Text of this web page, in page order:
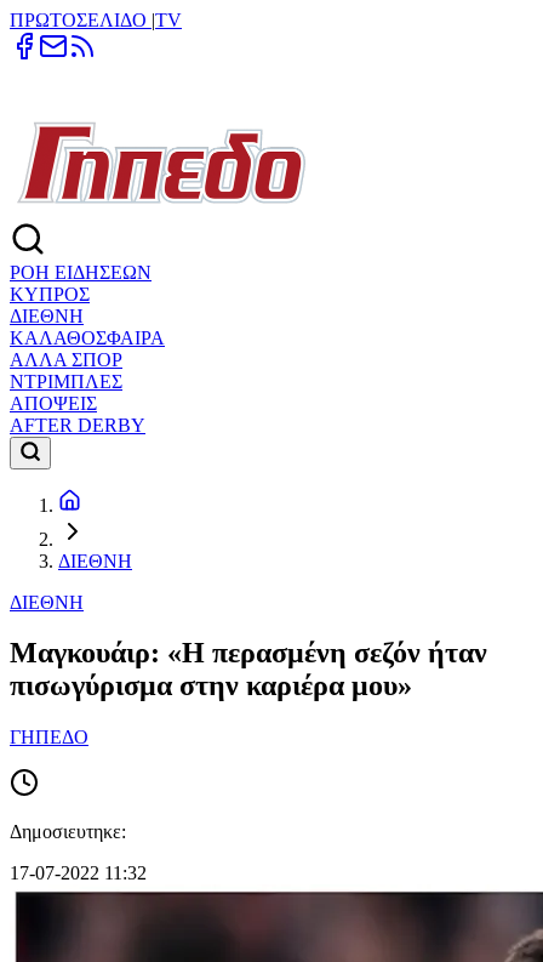
ΠΡΩΤΟΣΕΛΙΔΟ |TV
ΡΟΗ ΕΙΔΗΣΕΩΝ
ΚΥΠΡΟΣ
ΔΙΕΘΝΗ
ΚΑΛΑΘΟΣΦΑΙΡΑ
ΑΛΛΑ ΣΠΟΡ
ΝΤΡΙΜΠΛΕΣ
ΑΠΟΨΕΙΣ
AFTER DERBY
ΔΙΕΘΝΗ
ΔΙΕΘΝΗ
Μαγκουάιρ: «Η περασμένη σεζόν ήταν
πισωγύρισμα στην καριέρα μου»
ΓΗΠΕΔΟ
Δημοσιευτηκε:
17-07-2022 11:32